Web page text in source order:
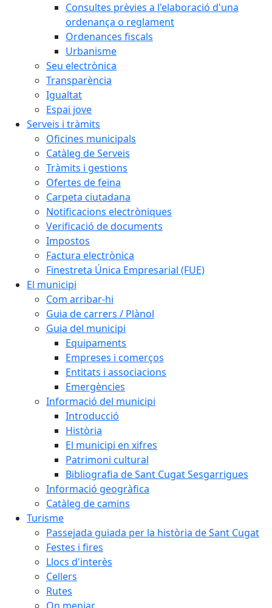
Consultes prèvies a l'elaboració d'una
ordenança o reglament
Ordenances fiscals
Urbanisme
Seu electrònica
Transparència
Igualtat
Espai jove
Serveis i tràmits
Oficines municipals
Catàleg de Serveis
Tràmits i gestions
Ofertes de feina
Carpeta ciutadana
Notificacions electròniques
Verificació de documents
Impostos
Factura electrònica
Finestreta Única Empresarial (FUE)
El municipi
Com arribar-hi
Guia de carrers / Plànol
Guia del municipi
Equipaments
Empreses i comerços
Entitats i associacions
Emergències
Informació del municipi
Introducció
Història
El municipi en xifres
Patrimoni cultural
Bibliografia de Sant Cugat Sesgarrigues
Informació geogràfica
Catàleg de camins
Turisme
Passejada guiada per la història de Sant Cugat
Festes i fires
Llocs d'interès
Cellers
Rutes